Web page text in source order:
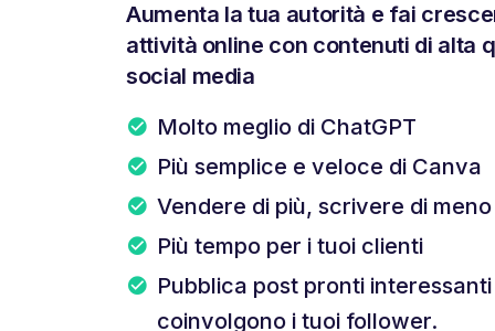
Aumenta la tua autorità e fai
attività online con contenuti di alta
social media
Molto meglio di ChatGPT
Più semplice e veloce di Canva
Vendere di più, scrivere di meno
Più tempo per i tuoi clienti
Pubblica post pronti
coinvolgono i tuoi follower.